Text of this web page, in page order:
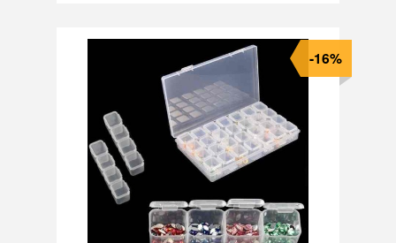
-16%